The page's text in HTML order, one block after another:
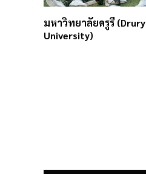
มหาวิทยาลัยดรูรี (Drury
University)